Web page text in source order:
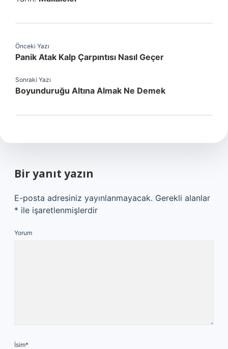
Önceki Yazı
Panik Atak Kalp Çarpıntısı Nasıl Geçer
Sonraki Yazı
Boyunduruğu Altına Almak Ne Demek
Bir yanıt yazın
E-posta adresiniz yayınlanmayacak. Gerekli alanlar
* ile işaretlenmişlerdir
Yorum
İsim*